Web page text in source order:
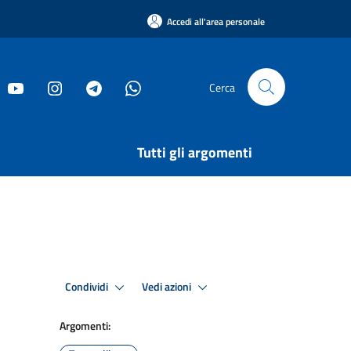
Accedi all'area personale
Cerca
Tutti gli argomenti
Condividi Vedi azioni
Argomenti: